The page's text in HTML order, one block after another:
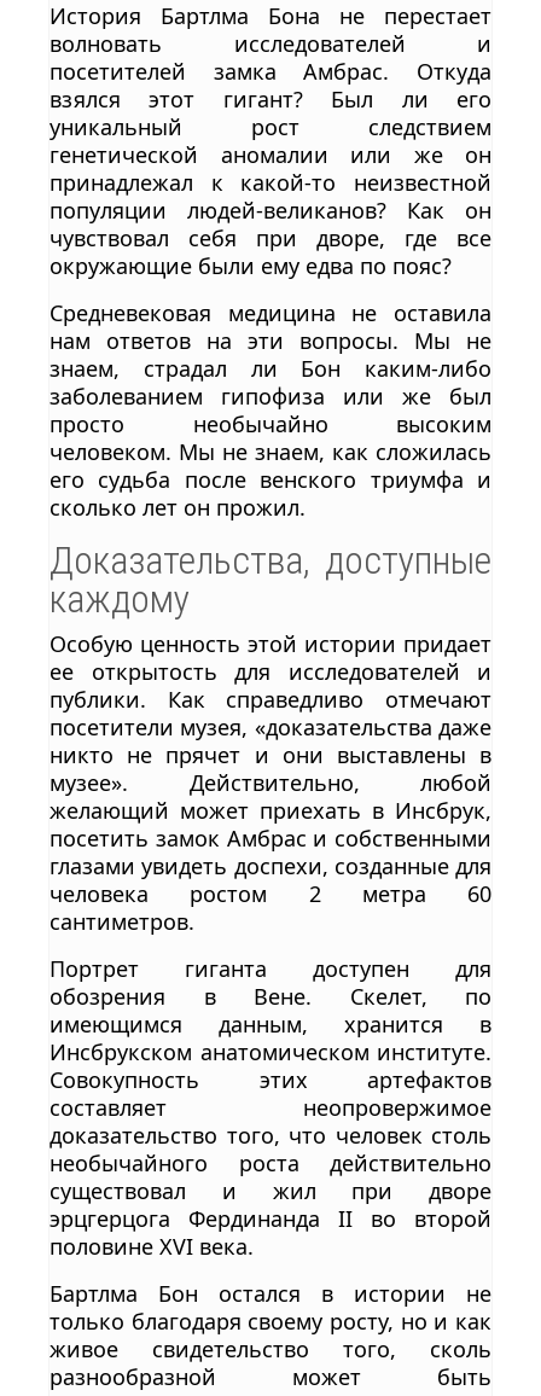
История Бартлма Бона не перестает
волновать исследователей и
посетителей замка Амбрас. Откуда
взялся этот гигант? Был ли его
уникальный рост следствием
генетической аномалии или же он
принадлежал к какой-то неизвестной
популяции людей-великанов? Как он
чувствовал себя при дворе, где все
окружающие были ему едва по пояс?
Средневековая медицина не оставила
нам ответов на эти вопросы. Мы не
знаем, страдал ли Бон каким-либо
заболеванием гипофиза или же был
просто необычайно высоким
человеком. Мы не знаем, как сложилась
его судьба после венского триумфа и
сколько лет он прожил.
Доказательства, доступные
каждому
Особую ценность этой истории придает
ее открытость для исследователей и
публики. Как справедливо отмечают
посетители музея, «доказательства даже
никто не прячет и они выставлены в
музее». Действительно, любой
желающий может приехать в Инсбрук,
посетить замок Амбрас и собственными
глазами увидеть доспехи, созданные для
человека ростом 2 метра 60
сантиметров.
Портрет гиганта доступен для
обозрения в Вене. Скелет, по
имеющимся данным, хранится в
Инсбрукском анатомическом институте.
Совокупность этих артефактов
составляет неопровержимое
доказательство того, что человек столь
необычайного роста действительно
существовал и жил при дворе
эрцгерцога Фердинанда II во второй
половине XVI века.
Бартлма Бон остался в истории не
только благодаря своему росту, но и как
живое свидетельство того, сколь
разнообразной может быть